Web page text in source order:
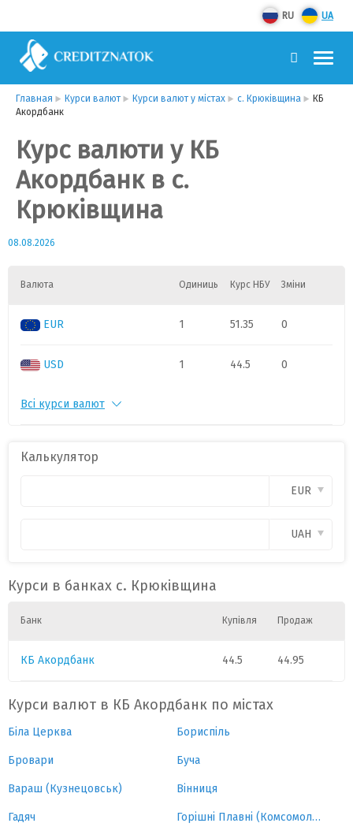
RU UA
Главная Курси валют Курси валют у містах с. Крюківщина
КБ
Акордбанк
Курс валюти у КБ
Акордбанк в с.
Крюківщина
08.08.2026
Валюта Одиниць Курс НБУ Зміни
EUR 1 51.35 0
USD 1 44.5 0
PLN
Всі курси валют
Калькулятор
EUR
UAH
Курси в банках с. Крюківщина
Банк Купівля Продаж
КБ Акордбанк 44.5 44.95
Курси валют в КБ Акордбанк по містах
Біла Церква Бориспіль
Бровари Буча
Вараш (Кузнецовськ) Вінниця
Гадяч Горішні Плавні (Комсомольськ)